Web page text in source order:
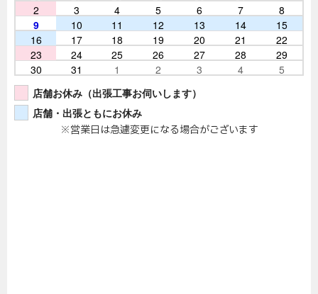
2
3 4 5 6 7
8
9
10 11 12 13 14
15
16
17 18 19 20 21
22
23
24 25 26 27 28
29
30
31 1 2 3 4
5
店舗お休み（出張工事お伺いします）
店舗・出張ともにお休み
※営業日は急遽変更になる場合がございます